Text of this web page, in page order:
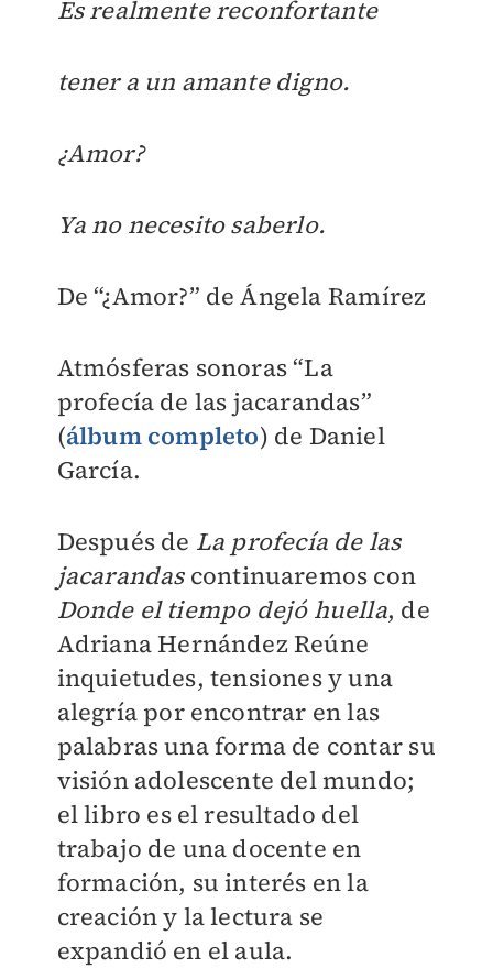
Es realmente reconfortante
tener a un amante digno.
¿Amor?
Ya no necesito saberlo.
De “¿Amor?” de Ángela Ramírez
Atmósferas sonoras “La
profecía de las jacarandas”
(álbum completo) de Daniel
García.
Después de La profecía de las
jacarandascontinuaremos con
Donde el tiempo dejó huella, de
Adriana Hernández Reúne
inquietudes, tensiones y una
alegría por encontrar en las
palabras una forma de contar su
visión adolescente del mundo;
el libro es el resultado del
trabajo de una docente en
formación, su interés en la
creación y la lectura se
expandió en el aula.